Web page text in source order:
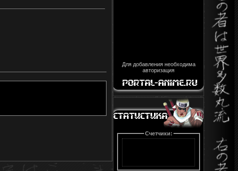
Для добавления необходима
авторизация
Счетчики: